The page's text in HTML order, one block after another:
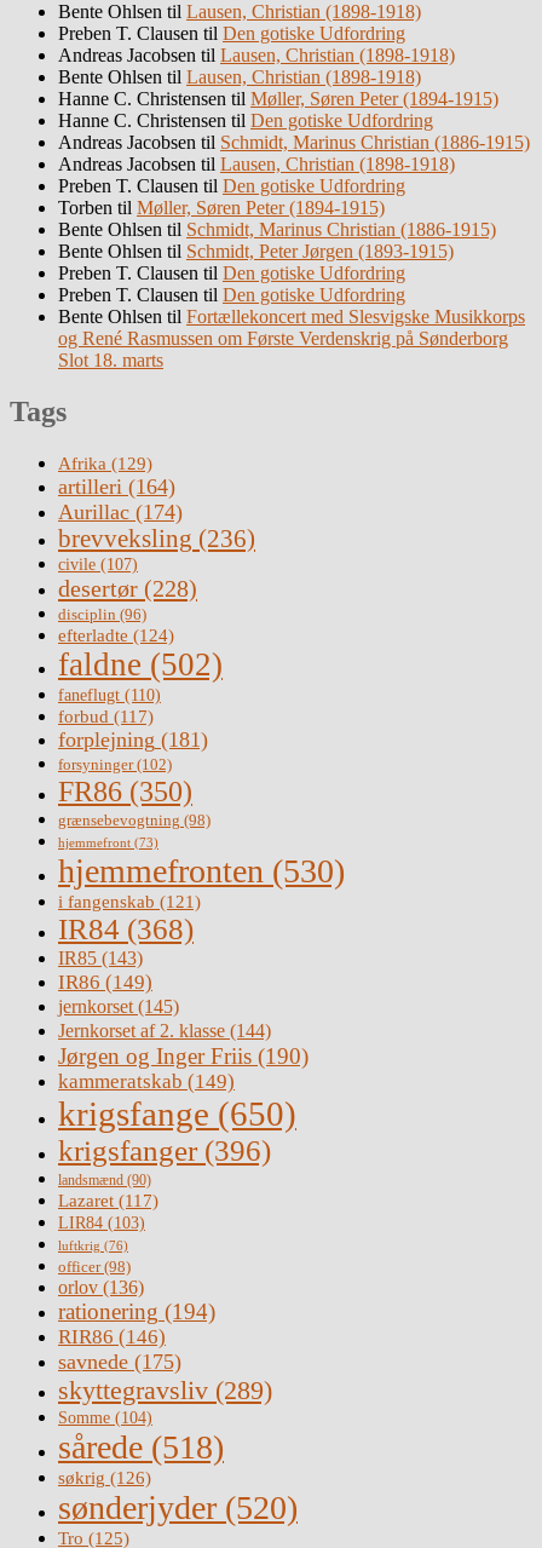
Bente Ohlsen til Lausen, Christian (1898-1918)
Preben T. Clausen til Den gotiske Udfordring
Andreas Jacobsen til Lausen, Christian (1898-1918)
Bente Ohlsen til Lausen, Christian (1898-1918)
Hanne C. Christensen til Møller, Søren Peter (1894-1915)
Hanne C. Christensen til Den gotiske Udfordring
Andreas Jacobsen til Schmidt, Marinus Christian (1886-1915)
Andreas Jacobsen til Lausen, Christian (1898-1918)
Preben T. Clausen til Den gotiske Udfordring
Torben til Møller, Søren Peter (1894-1915)
Bente Ohlsen til Schmidt, Marinus Christian (1886-1915)
Bente Ohlsen til Schmidt, Peter Jørgen (1893-1915)
Preben T. Clausen til Den gotiske Udfordring
Preben T. Clausen til Den gotiske Udfordring
Bente Ohlsen til Fortællekoncert med Slesvigske Musikkorps
og René Rasmussen om Første Verdenskrig på Sønderborg
Slot 18. marts
Tags
Afrika (129)
artilleri (164)
Aurillac (174)
brevveksling (236)
civile (107)
desertør (228)
disciplin (96)
efterladte (124)
faldne (502)
faneflugt (110)
forbud (117)
forplejning (181)
forsyninger(102)
FR86 (350)
grænsebevogtning (98)
hjemmefront (73)
hjemmefronten (530)
i fangenskab (121)
IR84 (368)
IR85 (143)
IR86 (149)
jernkorset(145)
Jernkorset af 2. klasse (144)
Jørgen og Inger Friis (190)
kammeratskab (149)
krigsfange (650)
krigsfanger (396)
landsmænd (90)
Lazaret (117)
LIR84 (103)
luftkrig (76)
officer(98)
orlov (136)
rationering (194)
RIR86 (146)
savnede (175)
skyttegravsliv (289)
Somme (104)
sårede (518)
søkrig (126)
sønderjyder (520)
Tro (125)